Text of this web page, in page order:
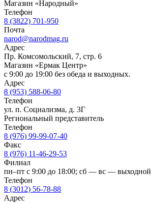
Магазин «Народный»
Телефон
8 (3822) 701-950
Почта
narod@narodmag.ru
Адрес
Пр. Комсомольский, 7, стр. 6
Магазин «Ермак Центр»
с 9:00 до 19:00 без обеда и выходных.
Адрес
8 (953) 588-06-80
Телефон
ул. п. Социализма, д. 3Г
Региональный представитель
Телефон
8 (976) 99-99-07-40
Факс
8 (976) 11-46-29-53
Филиал
пн–пт с 9:00 до 18:00; сб — вс — выходной
Телефон
8 (3012) 56-78-88
Адрес